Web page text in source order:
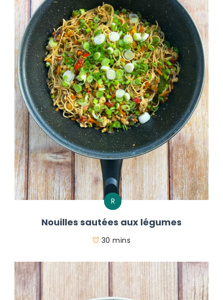
R
Nouilles sautées aux légumes
30 mins